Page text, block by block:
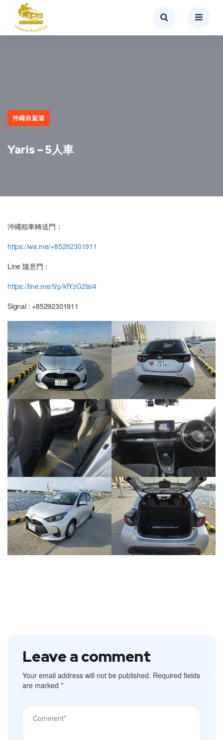
沖繩自駕遊
Yaris – 5人車
沖繩租車轉送門：
https://wa.me/+85292301911
Line 隨意門：
https://line.me/ti/p/kfYzG2tai4
Signal : +85292301911
Leave a comment
Your email address will not be published. Required fields
are marked *